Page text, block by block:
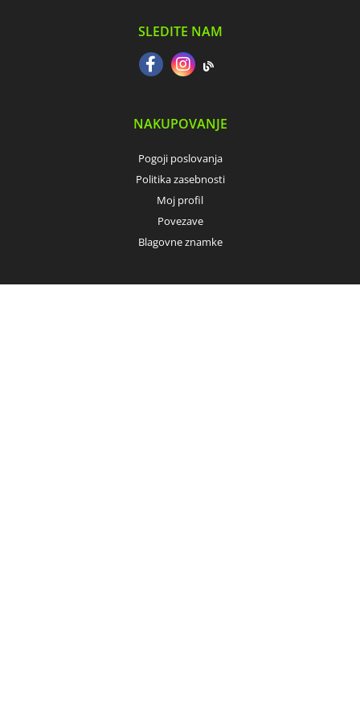
SLEDITE NAM
NAKUPOVANJE
Pogoji poslovanja
Politika zasebnosti
Moj profil
Povezave
Blagovne znamke